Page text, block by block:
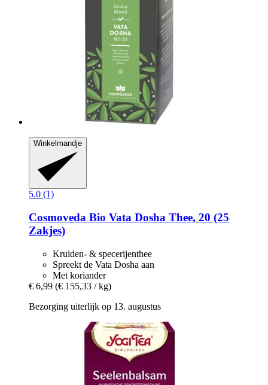
Winkelmandje
5.0 (1)
Cosmoveda Bio Vata Dosha Thee, 20 (25
Zakjes)
Kruiden- & specerijenthee
Spreekt de Vata Dosha aan
Met koriander
€ 6,99 (€ 155,33 / kg)
Bezorging uiterlijk op 13. augustus